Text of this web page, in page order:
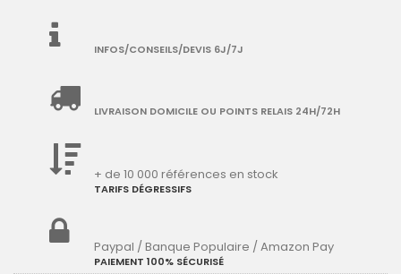
INFOS/CONSEILS/DEVIS 6J/7J
LIVRAISON DOMICILE OU POINTS RELAIS 24H/72H
+ de 10 000 références en stock
TARIFS DÉGRESSIFS
Paypal / Banque Populaire / Amazon Pay
PAIEMENT 100% SÉCURISÉ